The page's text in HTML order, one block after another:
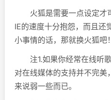
火狐是需要一点设定才
IE的速度十分抱怨，而且还
小事情的话，那就换火狐吧！
注1.如果你经常在线听
对在线媒体的支持并不完
来说弱一些而已。